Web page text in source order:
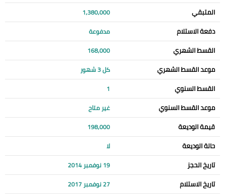
المتبقي 1,380,000
دفعة الاستلام مدفوعة
القسط الشهري 168,000
موعد القسط الشهري كل 3 شهور
القسط السنوي 1
موعد القسط السنوي غير متاح
قيمة الوديعة 198,000
حالة الوديعة لا
تاريخ الحجز 19 نوفمبر 2014
تاريخ الاستلام 27 نوفمبر 2017